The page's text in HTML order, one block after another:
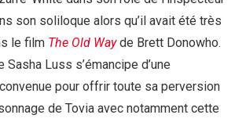
son soliloque alors qu’il avait été très
le film The Old Wayde Brett Donowho.
Luss s’émancipe d’une
pour offrir toute sa perversion
de Tovia avec notamment cette